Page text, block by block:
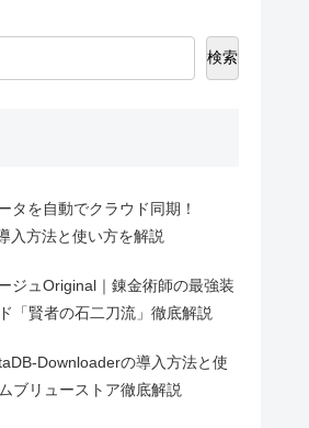
検索
タを自動でクラウド同期！
入方法と使い方を解説
ジュOriginal｜錬金術師の最強装
「賢者の石二刀流」徹底解説
Downloaderの導入方法と使
ブリューストア徹底解説